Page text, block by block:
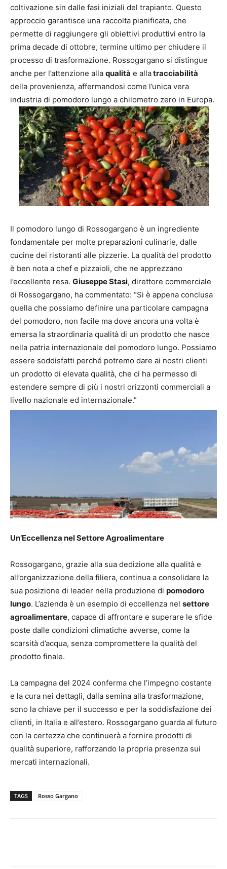
coltivazione sin dalle fasi iniziali del trapianto. Questo
approccio garantisce una raccolta pianificata, che
permette di raggiungere gli obiettivi produttivi entro la
prima decade di ottobre, termine ultimo per chiudere il
processo di trasformazione. Rossogargano si distingue
anche per l’attenzione alla qualità e allatracciabilità
della provenienza, affermandosi come l’unica vera
industria di pomodoro lungo a chilometro zero in Europa.
Il pomodoro lungo di Rossogargano è un ingrediente
fondamentale per molte preparazioni culinarie, dalle
cucine dei ristoranti alle pizzerie. La qualità del prodotto
è ben nota a chef e pizzaioli, che ne apprezzano
l’eccellente resa. Giuseppe Stasi, direttore commerciale
di Rossogargano, ha commentato: “Si è appena conclusa
quella che possiamo definire una particolare campagna
del pomodoro, non facile ma dove ancora una volta è
emersa la straordinaria qualità di un prodotto che nasce
nella patria internazionale del pomodoro lungo. Possiamo
essere soddisfatti perché potremo dare ai nostri clienti
un prodotto di elevata qualità, che ci ha permesso di
estendere sempre di più i nostri orizzonti commerciali a
livello nazionale ed internazionale.”
Un’Eccellenza nel Settore Agroalimentare
Rossogargano, grazie alla sua dedizione alla qualità e
all’organizzazione della filiera, continua a consolidare la
sua posizione di leader nella produzione di pomodoro
lungo. L’azienda è un esempio di eccellenza nel settore
agroalimentare, capace di affrontare e superare le sfide
poste dalle condizioni climatiche avverse, come la
scarsità d’acqua, senza compromettere la qualità del
prodotto finale.
La campagna del 2024 conferma che l’impegno costante
e la cura nei dettagli, dalla semina alla trasformazione,
sono la chiave per il successo e per la soddisfazione dei
clienti, in Italia e all’estero. Rossogargano guarda al futuro
con la certezza che continuerà a fornire prodotti di
qualità superiore, rafforzando la propria presenza sui
mercati internazionali.
TAGS Rosso Gargano